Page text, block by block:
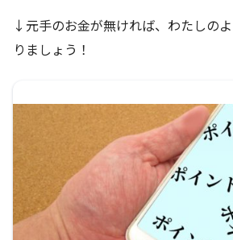
↓元手のお金が無ければ、わたしの
りましょう！